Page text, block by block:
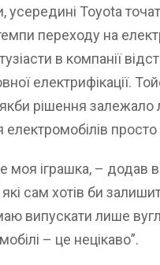
усередині Toyota
переходу на
в компанії
електрифікації.
рішення залежало
електромобілів
моя іграшка, – додав
сам хотів би
випускати лише
– це нецікаво”.